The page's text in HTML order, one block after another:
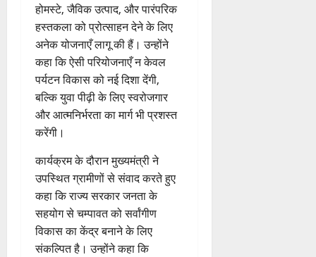
होमस्टे, जैविक उत्पाद, और पारंपरिक
हस्तकला को प्रोत्साहन देने के लिए
अनेक योजनाएँ लागू की हैं। उन्होंने
कहा कि ऐसी परियोजनाएँ न केवल
पर्यटन विकास को नई दिशा देंगी,
बल्कि युवा पीढ़ी के लिए स्वरोजगार
और आत्मनिर्भरता का मार्ग भी प्रशस्त
करेंगी।
कार्यक्रम के दौरान मुख्यमंत्री ने
उपस्थित ग्रामीणों से संवाद करते हुए
कहा कि राज्य सरकार जनता के
सहयोग से चम्पावत को सर्वांगीण
विकास का केंद्र बनाने के लिए
संकल्पित है। उन्होंने कहा कि